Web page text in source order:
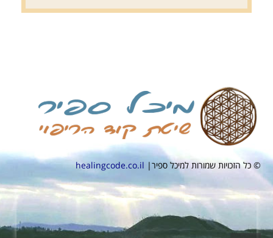
© כל הזכויות שמורות למיכל ספיר| healingcode.co.il